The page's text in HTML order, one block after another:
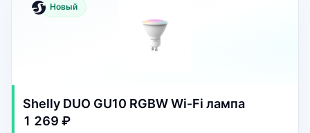
Новый
Shelly DUO GU10 RGBW Wi‑Fi лампа
1 269 ₽